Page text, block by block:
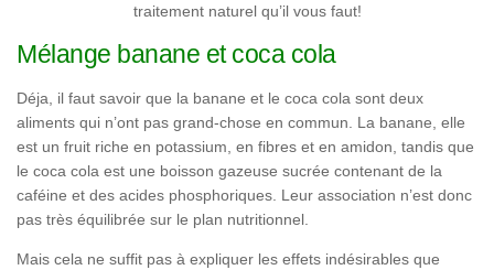
traitement naturel qu’il vous faut!
Mélange banane et coca cola
Déja, il faut savoir que la banane et le coca cola sont deux
aliments qui n’ont pas grand-chose en commun. La banane, elle
est un fruit riche en potassium, en fibres et en amidon, tandis que
le coca cola est une boisson gazeuse sucrée contenant de la
caféine et des acides phosphoriques. Leur association n’est donc
pas très équilibrée sur le plan nutritionnel.
Mais cela ne suffit pas à expliquer les effets indésirables que